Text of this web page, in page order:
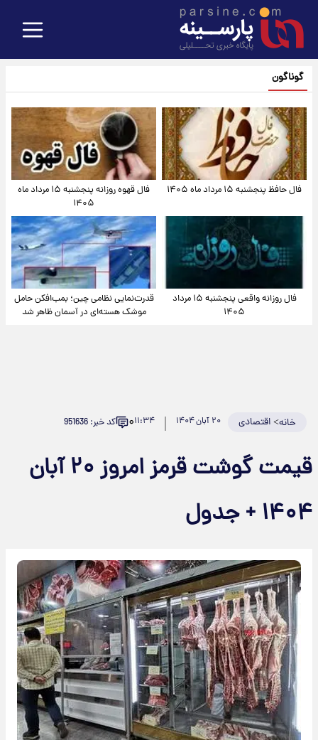
گوناگون
فال حافظ پنجشنبه ۱۵ مرداد ماه ۱۴۰۵
فال قهوه روزانه پنجشنبه ۱۵ مرداد ماه
۱۴۰۵
فال روزانه واقعی پنجشنبه ۱۵ مرداد
۱۴۰۵
قدرت‌نمایی نظامی چین؛ بمب‌افکن حامل
موشک هسته‌ای در آسمان ظاهر شد
خانه>اقتصادی ۲۰ آبان ۱۴۰۴ ۱۱:۳۴۰ کد خبر: 951636
قیمت گوشت قرمز امروز ۲۰ آبان
۱۴۰۴ + جدول